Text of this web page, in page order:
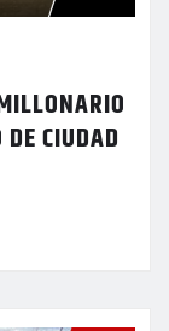
CIUDAD